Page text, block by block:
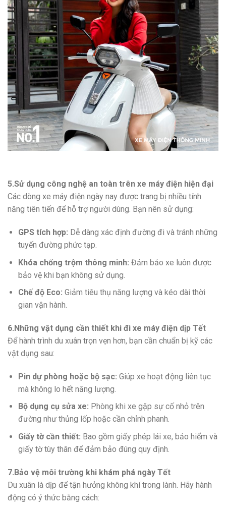
5.Sử dụng công nghệ an toàn trên xe máy điện hiện đại
Các dòng xe máy điện ngày nay được trang bị nhiều tính
năng tiên tiến để hỗ trợ người dùng. Bạn nên sử dụng:
GPS tích hợp: Dễ dàng xác định đường đi và tránh những
tuyến đường phức tạp.
Khóa chống trộm thông minh: Đảm bảo xe luôn được
bảo vệ khi bạn không sử dụng.
Chế độ Eco: Giảm tiêu thụ năng lượng và kéo dài thời
gian vận hành.
6.Những vật dụng cần thiết khi đi xe máy điện dịp Tết
Để hành trình du xuân trọn vẹn hơn, bạn cần chuẩn bị kỹ các
vật dụng sau:
Pin dự phòng hoặc bộ sạc: Giúp xe hoạt động liên tục
mà không lo hết năng lượng.
Bộ dụng cụ sửa xe: Phòng khi xe gặp sự cố nhỏ trên
đường như thủng lốp hoặc cần chỉnh phanh.
Giấy tờ cần thiết: Bao gồm giấy phép lái xe, bảo hiểm và
giấy tờ tùy thân để đảm bảo đúng quy định.
7.Bảo vệ môi trường khi khám phá ngày Tết
Du xuân là dịp để tận hưởng không khí trong lành. Hãy hành
động có ý thức bằng cách: